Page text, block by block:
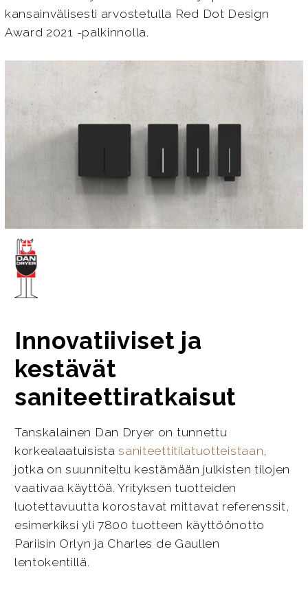
kansainvälisesti arvostetulla Red Dot Design
Award 2021 -palkinnolla.
Innovatiiviset ja
kestävät
saniteettiratkaisut
Tanskalainen Dan Dryer on tunnettu
korkealaatuisistasaniteettitilatuotteistaan,
jotka on suunniteltu kestämään julkisten tilojen
vaativaa käyttöä. Yrityksen tuotteiden
luotettavuutta korostavat mittavat referenssit,
esimerkiksi yli 7800 tuotteen käyttöönotto
Pariisin Orlyn ja Charles de Gaullen
lentokentillä.